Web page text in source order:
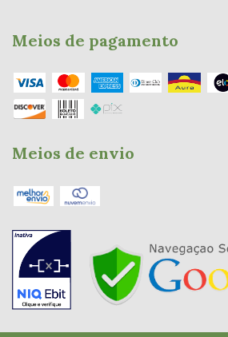
Meios de pagamento
Meios de envio